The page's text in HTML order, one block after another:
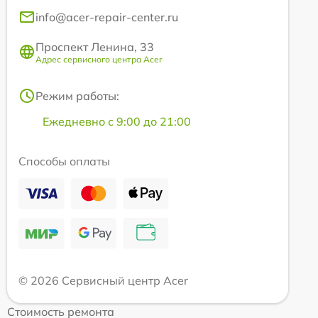
info@acer-repair-center.ru
Проспект Ленина, 33
Адрес сервисного центра Acer
Режим работы:
Ежедневно с 9:00 до 21:00
Способы оплаты
© 2026 Сервисный центр Acer
Стоимость ремонта